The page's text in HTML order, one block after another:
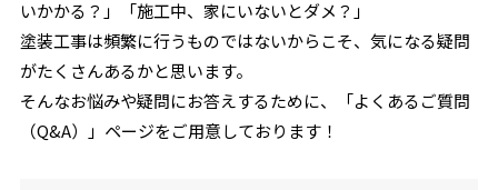
いかかる？」
「施工中、家にいないとダメ？」
塗装工事は頻繁に行うものではないからこそ、気になる疑問
がたくさんあるかと思います。
そんなお悩みや疑問にお答えするために、
「よくあるご質問
（Q&A）」ページをご用意しております！